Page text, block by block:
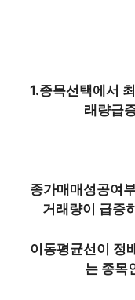
1.종목선택에서
래량급
종가매매성공여
거래량이 급증
이동평균선이 정
는 종목